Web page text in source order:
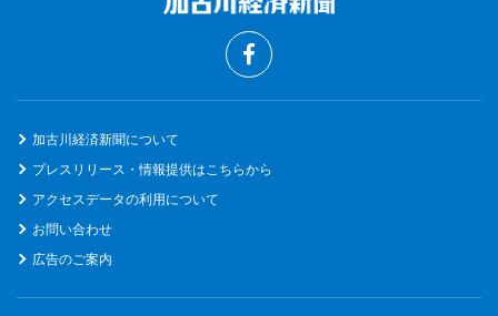
加古川経済新聞について
プレスリリース・情報提供はこちらから
アクセスデータの利用について
お問い合わせ
広告のご案内